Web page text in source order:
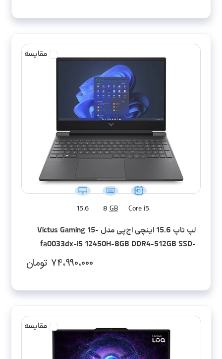
مقایسه
Core i5
8GB
15.6
لپ تاپ 15.6 اینچی اچ‌پی مدل Victus Gaming 15-
fa0033dx-i5 12450H-8GB DDR4-512GB SSD-
۷۴،۹۹۰،۰۰۰ تومان
مقایسه